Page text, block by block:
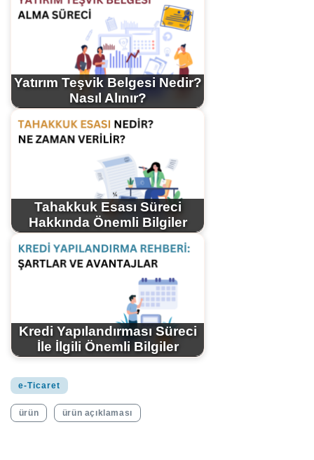
Yatırım Teşvik Belgesi Nedir?
Nasıl Alınır?
Tahakkuk Esası Süreci
Hakkında Önemli Bilgiler
Kredi Yapılandırması Süreci
İle İlgili Önemli Bilgiler
e-Ticaret
ürün ürün açıklaması